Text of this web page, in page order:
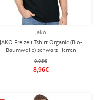
Jako
JAKO Freizeit Tshirt Organic (Bio-
Baumwolle) schwarz Herren
9,95€
8,96€